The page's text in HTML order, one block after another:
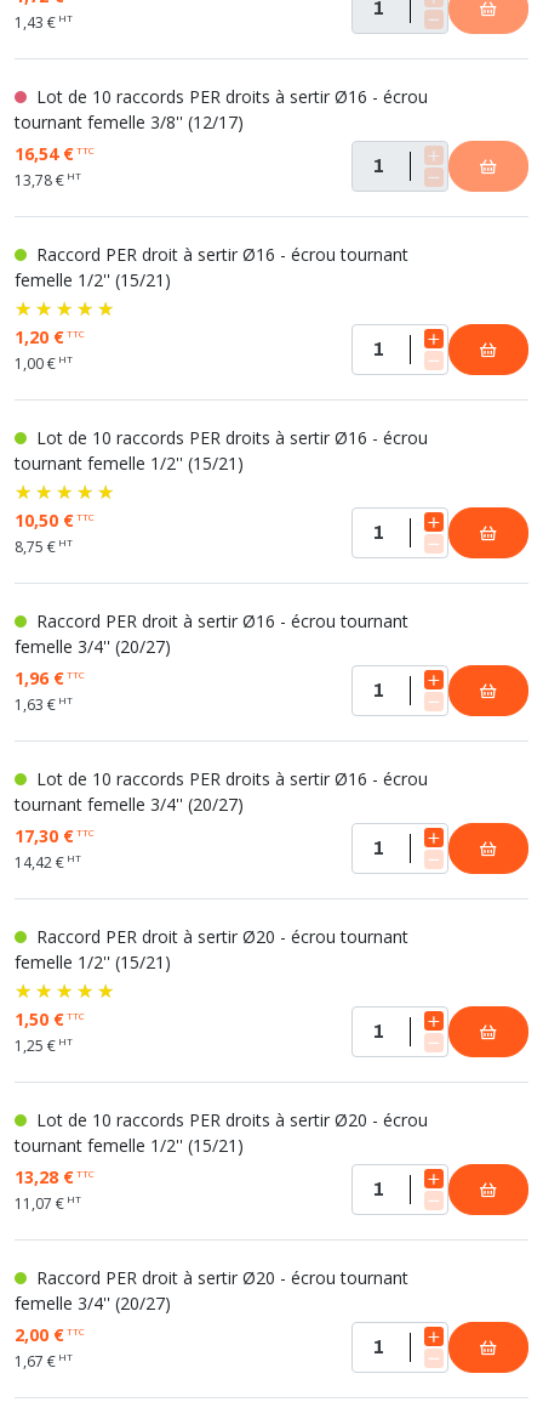
1,43 € HT
Lot de 10 raccords PER droits à sertir Ø16 - écrou
tournant femelle 3/8'' (12/17)
16,54 €TTC
13,78 € HT
Raccord PER droit à sertir Ø16 - écrou tournant
femelle 1/2'' (15/21)
1,20 €TTC
1,00 € HT
Lot de 10 raccords PER droits à sertir Ø16 - écrou
tournant femelle 1/2'' (15/21)
10,50 €TTC
8,75 € HT
Raccord PER droit à sertir Ø16 - écrou tournant
femelle 3/4'' (20/27)
1,96 €TTC
1,63 € HT
Lot de 10 raccords PER droits à sertir Ø16 - écrou
tournant femelle 3/4'' (20/27)
17,30 €TTC
14,42 € HT
Raccord PER droit à sertir Ø20 - écrou tournant
femelle 1/2'' (15/21)
1,50 €TTC
1,25 € HT
Lot de 10 raccords PER droits à sertir Ø20 - écrou
tournant femelle 1/2'' (15/21)
13,28 €TTC
11,07 € HT
Raccord PER droit à sertir Ø20 - écrou tournant
femelle 3/4'' (20/27)
2,00 €TTC
1,67 € HT